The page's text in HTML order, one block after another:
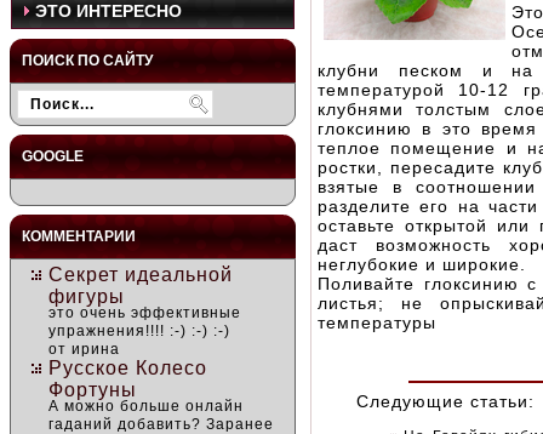
ЭТО ИНТЕРЕСНО
ПОИСК ПО САЙТУ
GOOGLE
КОММЕНТАРИИ
Секрет идеальной
фигуры
это очень эффективные
упражнения!!!! :-) :-) :-)
от ирина
Русское Колесо
Фортуны
А можно больше онлайн
гаданий добавить? Заранее
клубни песком и на
температурой 10-12
клубнями толстым
глоксинию в это
теплое помещение и
ростки, пересадите
взятые в
разделите его на
оставьте открытой
даст возможность
неглубокие и широкие.
Поливайте глоксинию
листья; не
температуры
Следующие статьи: